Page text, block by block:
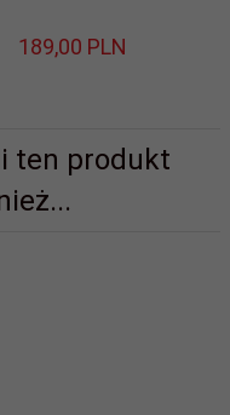
189,00 PLN
ten produkt